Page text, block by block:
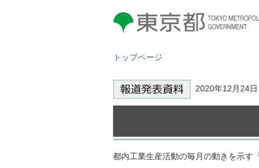
東京都 TOKYO METROPOLITAN
GOVERNMENT
トップページ
2020年12月24
都内工業生産活動の毎月の動きを示す